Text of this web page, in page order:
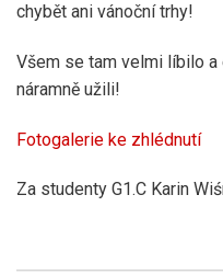
chybět ani vánoční trhy!
Všem se tam velmi líbilo
náramně užili!
Fotogalerie ke zhlédnutí
Za studenty G1.C Karin